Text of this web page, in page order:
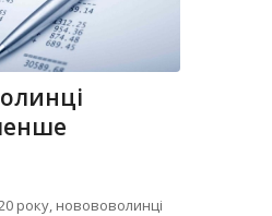
року, новововолинці